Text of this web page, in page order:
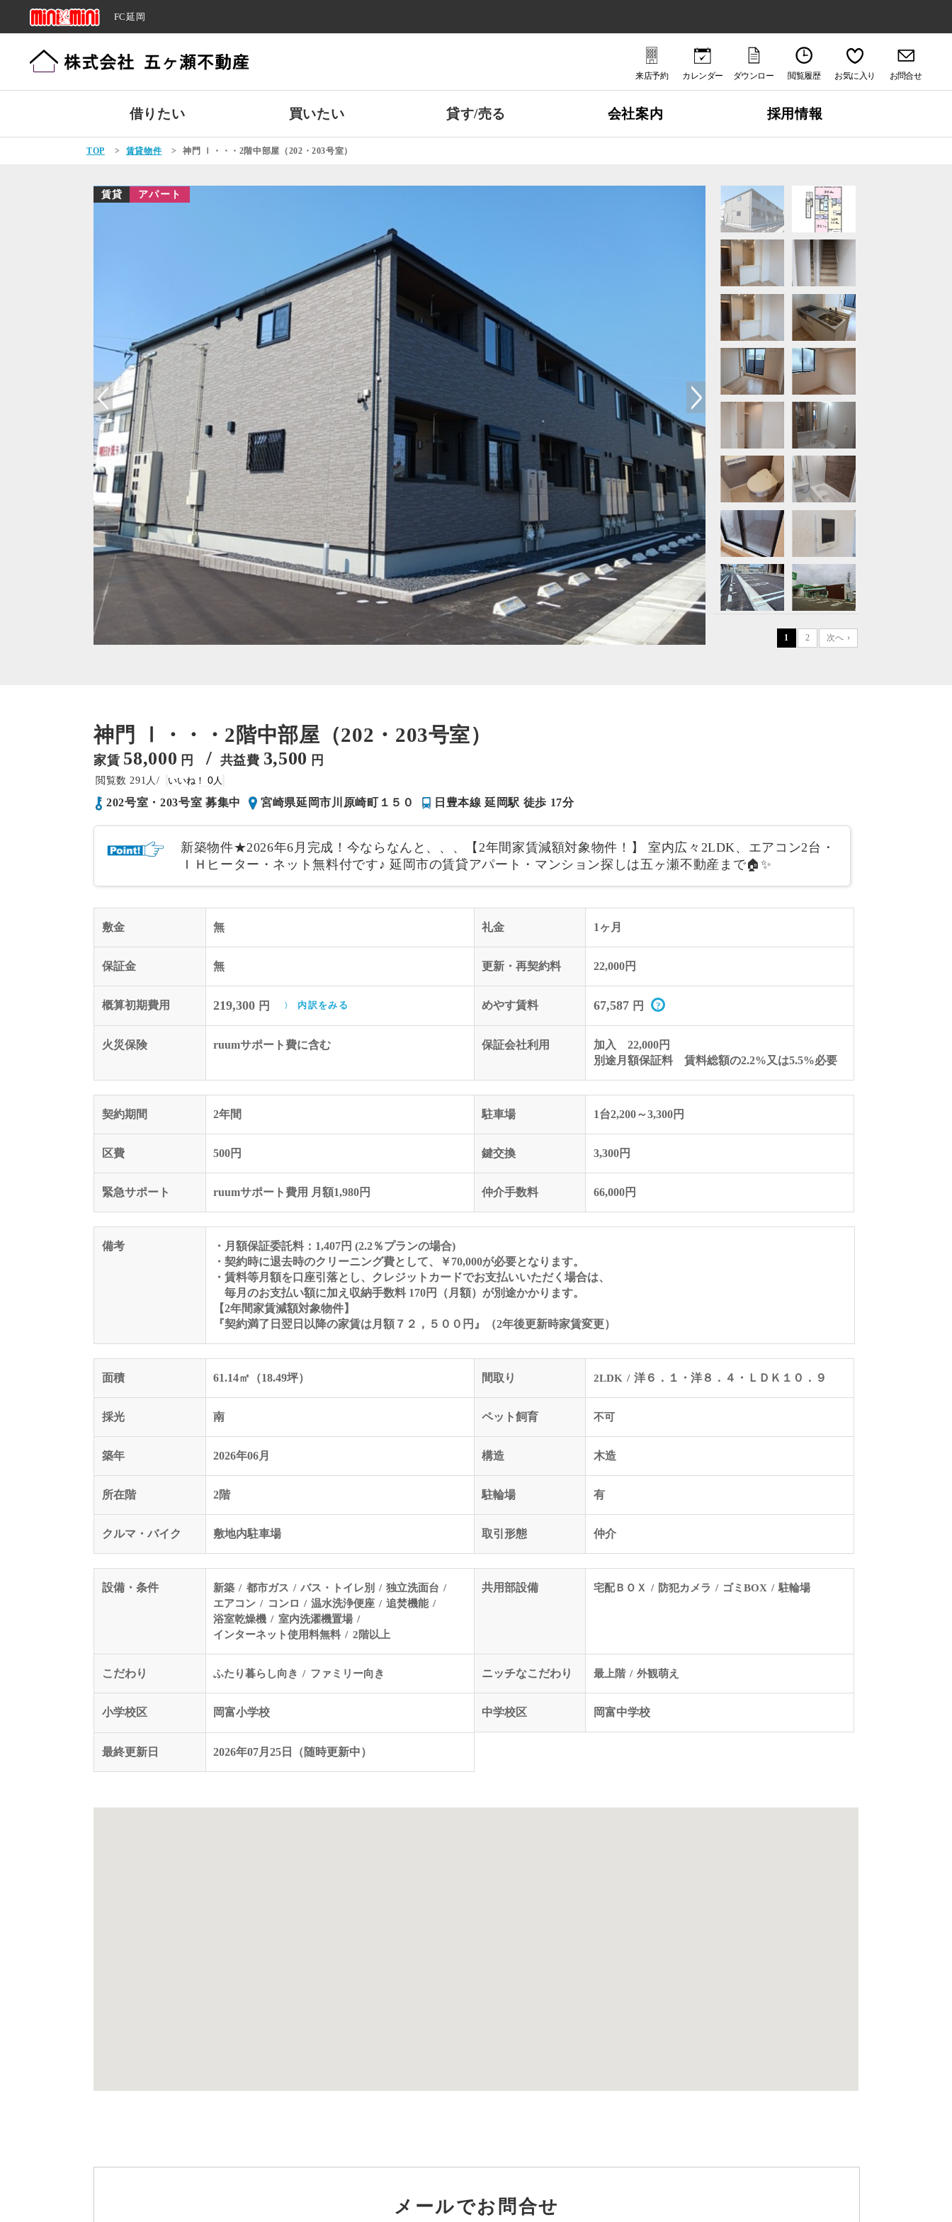
FC延岡
来店予約 カレンダー
ダウンロー
ド
閲覧履歴 お気に入り お問合せ
借りたい 買いたい 貸す/売る 会社案内 採用情報
TOP > 賃貸物件 > 神門 Ⅰ・・・2階中部屋（202・203号室）
賃貸 アパート
1 2 次へ ›
神門 Ⅰ・・・2階中部屋（202・203号室）
家賃 58,000 円 / 共益費 3,500 円
291 0
202号室・203号室 募集中 宮崎県延岡市川原崎町１５０ 日豊本線 延岡駅 徒歩 17分
新築物件★2026年6月完成！今ならなんと、、、【2年間家賃減額対象物件！】 室内広々2LDK、エアコン2台・
ＩＨヒーター・ネット無料付です♪ 延岡市の賃貸アパート・マンション探しは五ヶ瀬不動産まで🏠✨
敷金 無 礼金 1ヶ月
保証金 無 更新・再契約料 22,000円
概算初期費用 219,300 円 内訳をみる めやす賃料 67,587 円
火災保険 ruumサポート費に含む 保証会社利用
加入 22,000円
別途月額保証料 賃料総額の2.2%又は5.5%必要
契約期間 2年間 駐車場 1台2,200～3,300円
区費 500円 鍵交換 3,300円
緊急サポート ruumサポート費用 月額1,980円 仲介手数料 66,000円
備考
・月額保証委託料：1,407円 (2.2％プランの場合)
・契約時に退去時のクリーニング費として、￥70,000が必要となります。
・賃料等月額を口座引落とし、クレジットカードでお支払いいただく場合は、
毎月のお支払い額に加え収納手数料 170円（月額）が別途かかります。
【2年間家賃減額対象物件】
『契約満了日翌日以降の家賃は月額７２，５００円』（2年後更新時家賃変更）
面積 61.14㎡（18.49坪） 間取り 2LDK 洋６．１・洋８．４・ＬＤＫ１０．９
採光 南 ペット飼育 不可
築年 2026年06月 構造 木造
所在階 2階 駐輪場 有
クルマ・バイク 敷地内駐車場 取引形態 仲介
設備・条件 新築 都市ガス バス・トイレ別
独立洗面台
エアコン
コンロ 温水洗浄便座
追焚機能
浴室乾燥機
室内洗濯機置場
インターネット使用料無料
2階以上
共用部設備 宅配ＢＯＸ 防犯カメラ ゴミBOX 駐輪場
こだわり ふたり暮らし向き ファミリー向き ニッチなこだわり 最上階 外観萌え
小学校区 岡富小学校 中学校区 岡富中学校
最終更新日 2026年07月25日（随時更新中）
メールでお問合せ